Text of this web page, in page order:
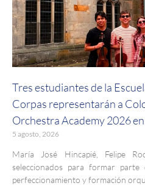
Tres estudiantes de la
Corpas representarán a
Orchestra Academy 2026
5 agosto, 2026
María José Hincapié, Felipe
seleccionados para formar
perfeccionamiento y formación